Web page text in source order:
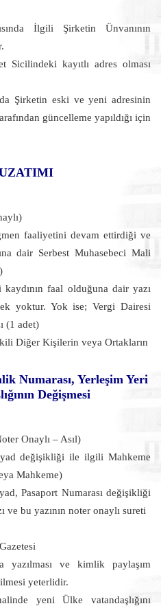
İlgili Şirketin Ünvanının
Sicilindeki kayıtlı adres olması
Şirketin eski ve yeni adresinin
güncelleme yapıldığı için
faaliyetini devam ettirdiği ve
dair Serbest Muhasebeci Mali
faal olduğuna dair yazı
yoktur. Yok ise; Vergi Dairesi
(1 adet)
Diğer Kişilerin veya Ortakların
Numarası, Yerleşim Yeri
Değişmesi
Onaylı – Asıl)
değişikliği ile ilgili Mahkeme
Mahkeme)
Pasaport Numarası değişikliği
bu yazının noter onaylı sureti
ve kimlik paylaşım
yeterlidir.
yeni Ülke vatandaşlığını